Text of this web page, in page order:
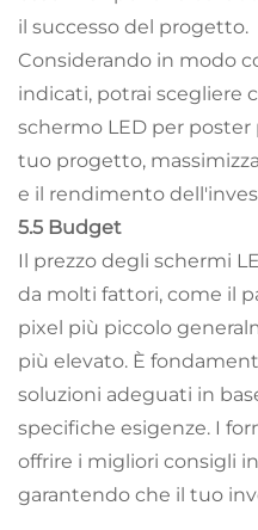
il successo del progetto.
Considerando in modo
indicati, potrai scegliere
schermo LED per
tuo progetto,
e il rendimento
5.5 Budget
Il prezzo degli schermi
da molti fattori, come il
pixel più piccolo
più elevato. È
soluzioni adeguati in
specifiche esigenze. I
offrire i migliori consigli
garantendo che il tuo